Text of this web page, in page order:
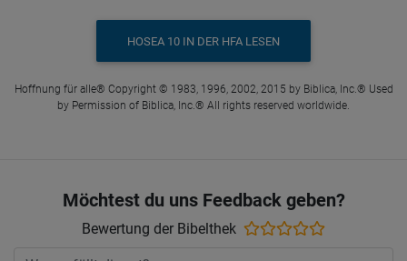
HOSEA 10 IN DER HFA LESEN
Hoffnung für alle® Copyright © 1983, 1996, 2002, 2015 by Biblica, Inc.® Used
by Permission of Biblica, Inc.® All rights reserved worldwide.
Möchtest du uns Feedback geben?
Bewertung der Bibelthek